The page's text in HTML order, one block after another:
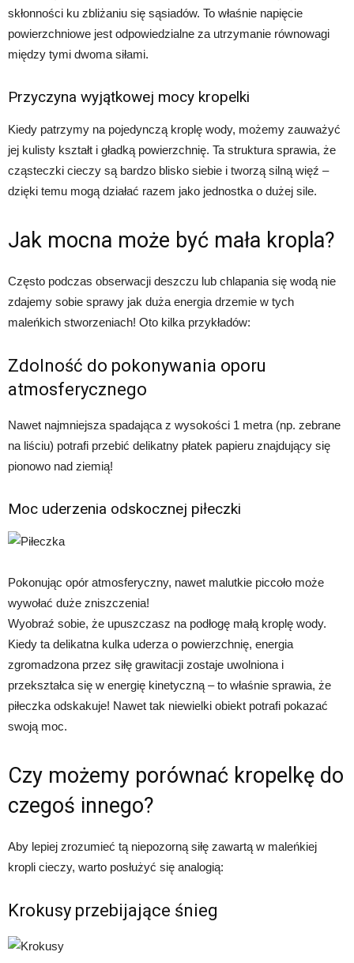
skłonności ku zbliżaniu się sąsiadów. To właśnie napięcie
powierzchniowe jest odpowiedzialne za utrzymanie równowagi
między tymi dwoma siłami.
Przyczyna wyjątkowej mocy kropelki
Kiedy patrzymy na pojedynczą kroplę wody, możemy zauważyć
jej kulisty kształt i gładką powierzchnię. Ta struktura sprawia, że
cząsteczki cieczy są bardzo blisko siebie i tworzą silną więź –
dzięki temu mogą działać razem jako jednostka o dużej sile.
Jak mocna może być mała kropla?
Często podczas obserwacji deszczu lub chlapania się wodą nie
zdajemy sobie sprawy jak duża energia drzemie w tych
maleńkich stworzeniach! Oto kilka przykładów:
Zdolność do pokonywania oporu
atmosferycznego
Nawet najmniejsza spadająca z wysokości 1 metra (np. zebrane
na liściu) potrafi przebić delikatny płatek papieru znajdujący się
pionowo nad ziemią!
Moc uderzenia odskocznej piłeczki
Pokonując opór atmosferyczny, nawet malutkie piccoło może
wywołać duże zniszczenia!
Wyobraź sobie, że upuszczasz na podłogę małą kroplę wody.
Kiedy ta delikatna kulka uderza o powierzchnię, energia
zgromadzona przez siłę grawitacji zostaje uwolniona i
przekształca się w energię kinetyczną – to właśnie sprawia, że
piłeczka odskakuje! Nawet tak niewielki obiekt potrafi pokazać
swoją moc.
Czy możemy porównać kropelkę do
czegoś innego?
Aby lepiej zrozumieć tą niepozorną siłę zawartą w maleńkiej
kropli cieczy, warto posłużyć się analogią:
Krokusy przebijające śnieg